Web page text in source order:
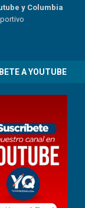
y Columbia
A YOUTUBE